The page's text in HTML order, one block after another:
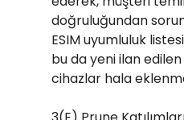
doğruluğundan
ESIM uyumluluk
bu da yeni ilan edilen
cihazlar hala